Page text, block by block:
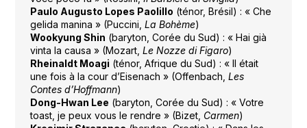
Paulo Augusto Lopes Paolillo (ténor, Brésil) : « Che
gelida manina » (Puccini, La Bohème)
Wookyung Shin (baryton, Corée du Sud) : « Hai già
vinta la causa » (Mozart, Le Nozze di Figaro)
Rheinaldt Moagi (ténor, Afrique du Sud) : « Il était
une fois à la cour d’Eisenach » (Offenbach, Les
Contes d’Hoffmann)
Dong-Hwan Lee (baryton, Corée du Sud) : « Votre
toast, je peux vous le rendre » (Bizet, Carmen)